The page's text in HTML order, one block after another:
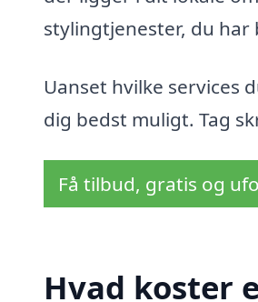
stylingtjenester, du har
Uanset hvilke services
dig bedst muligt. Tag
Få tilbud, gratis og
Hvad koster